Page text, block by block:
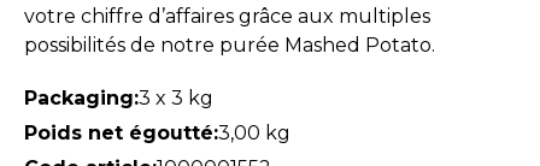
votre chiffre d’affaires grâce aux multiples
possibilités de notre purée Mashed Potato.
Packaging:3 x 3 kg
Poids net égoutté:3,00 kg